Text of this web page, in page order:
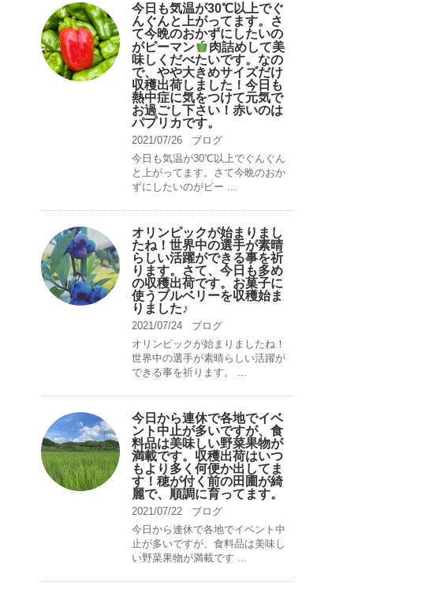
今日も気温が30℃以上でぐ
んぐんと上がってます。さ
て今晩のおかずにしたいの
がピーマン
肉詰めして美
味しくだべたいです。なの
で、やや大きめサイズだけ
収穫出荷しました！今日も
熱中症に気をつけて元気で
お過ごし下さい！赤いのは
パプリカです。
2021/07/26
ブログ
今日も気温が30℃以上でぐんぐん
と上がってます。さて今晩のおか
ずにしたいのがピー ...
オリンピックが始まりまし
たね！世界中の選手が素晴
らしい活躍ができる事を祈
ります。さて、今日も多め
の収穫出荷です。お菓子に
使うブルベリーを収穫始ま
りました♪
2021/07/24
ブログ
オリンピックが始まりましたね！
世界中の選手が素晴らしい活躍が
できる事を祈ります。 ...
今日から連休で各地でイベ
ント中止が多いですが、食
料品は美味しい野菜果物が
満載です。収穫出荷はいつ
もより多く何便か出してま
す！穂が付く前の田圃が綺
麗で、順調に育ってます。
2021/07/22
ブログ
今日から連休で各地でイベント中
止が多いですが、食料品は美味し
い野菜果物が満載です ...